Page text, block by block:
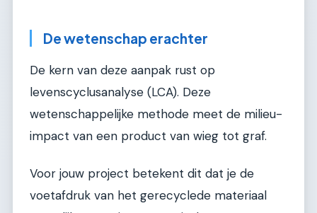
De wetenschap erachter
De kern van deze aanpak rust op
levenscyclusanalyse (LCA). Deze
wetenschappelijke methode meet de milieu-
impact van een product van wieg tot graf.
Voor jouw project betekent dit dat je de
voetafdruk van het gerecyclede materiaal